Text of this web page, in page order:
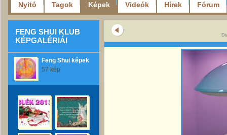
Nyitó Tagok Képek Videók Hírek Fórum
FENG SHUI KLUB
KÉPGALÉRIÁI
Feng Shui képek
57 kép